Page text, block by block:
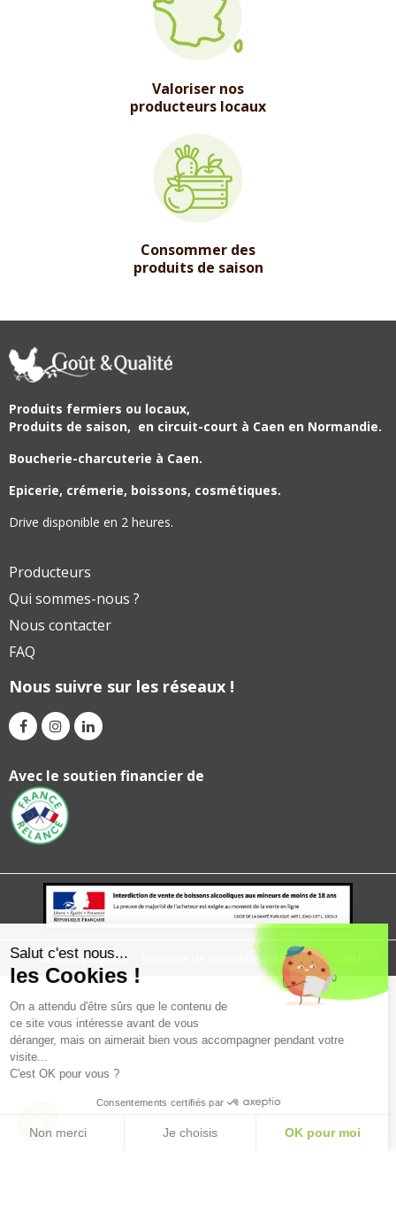
Valoriser nos
producteurs locaux
Consommer des
produits de saison
Produits fermiers ou locaux,
Produits de saison, en circuit-court à Caen en Normandie.
Boucherie-charcuterie à Caen.
Epicerie, crémerie, boissons, cosmétiques.
Drive disponible en 2 heures.
Producteurs
Qui sommes-nous ?
Nous contacter
FAQ
Nous suivre sur les réseaux !
Avec le soutien financier de
Mentions légales politique de confidentialité CGV
Salut c'est nous...
les Cookies !
On a attendu d'être sûrs que le contenu de
ce site vous intéresse avant de vous
déranger, mais on aimerait bien vous accompagner pendant votre
visite...
C'est OK pour vous ?
Consentements certifiés par
Non merci Je choisis OK pour moi